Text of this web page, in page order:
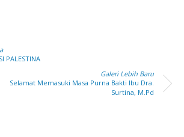
PALESTINA
Galeri Lebih Baru
Selamat Memasuki Masa Purna Bakti Ibu Dra.
Surtina, M.Pd